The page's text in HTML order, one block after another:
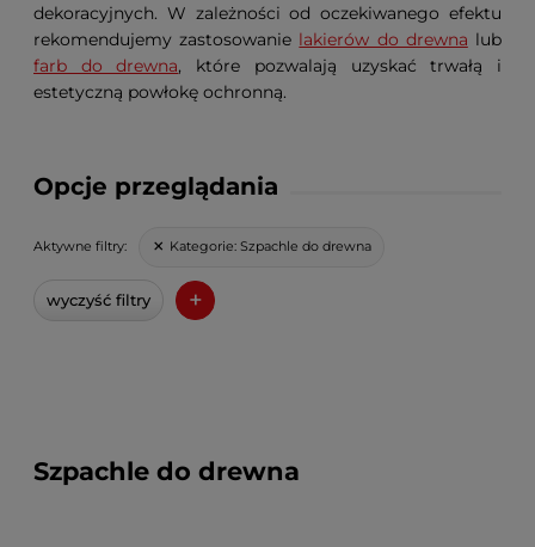
Opcje przeglądania
Aktywne filtry: Kategorie: Szpachle do drewna
wyczyść filtry +
dekoracyjnych. W zależności od oczekiwanego efektu
rekomendujemy zastosowanie lakierów do drewna lub
farb do drewna, które pozwalają uzyskać trwałą i
estetyczną powłokę ochronną.
Szpachle do drewna